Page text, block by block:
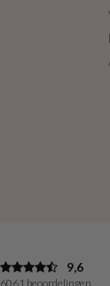
9,6
6061 beoordelingen